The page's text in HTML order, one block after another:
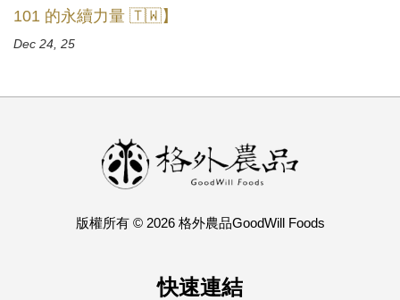
101 的永續力量 🇹🇼】
Dec 24, 25
版權所有 © 2026 格外農品GoodWill Foods
快速連結